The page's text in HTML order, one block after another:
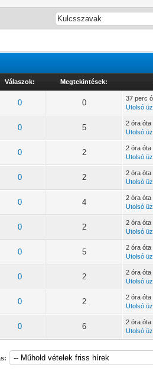
Válaszok: Megtekintések:
0 0
37 perc
Utolsó
0 5
2 óra óta
Utolsó
0 2
2 óra óta
Utolsó
0 2
2 óra óta
Utolsó
0 4
2 óra óta
Utolsó
0 2
2 óra óta
Utolsó
0 5
2 óra óta
Utolsó
0 2
2 óra óta
Utolsó
0 2
2 óra óta
Utolsó
0 6
2 óra óta
Utolsó